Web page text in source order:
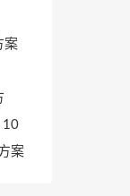
案
10
案